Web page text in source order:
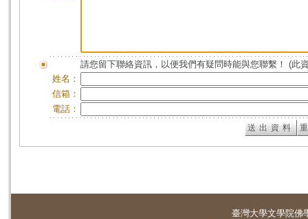
請您留下聯絡資訊，以便我們有疑問時能與您聯繫！ (此
姓名：
信箱：
電話：
臺灣大學文學院佛